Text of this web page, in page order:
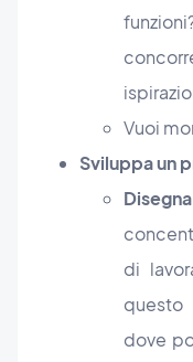
Vuoi
Sviluppa un
di
dove